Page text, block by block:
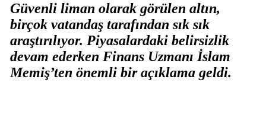
Güvenli liman olarak görülen altın,
birçok vatandaş tarafından sık sık
araştırılıyor. Piyasalardaki belirsizlik
devam ederken Finans Uzmanı İslam
Memiş’ten önemli bir açıklama geldi.